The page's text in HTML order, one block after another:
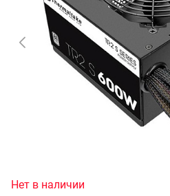
Нет в наличии